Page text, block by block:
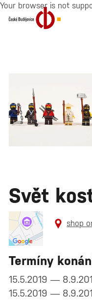
Your browser is not
Svět
shop
Termíny
15.5.2019 —
15.5.2019 —